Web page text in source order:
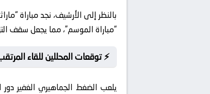
“مباراة الموسم”، مما يجعل سقف
⚡ توقعات المحللين للقاء
يلعب الضغط الجماهيري الغفير